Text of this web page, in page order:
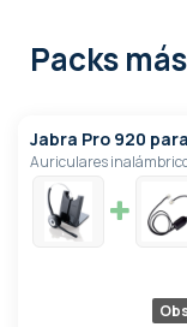
Packs
Jabra Pro 920
Auriculares